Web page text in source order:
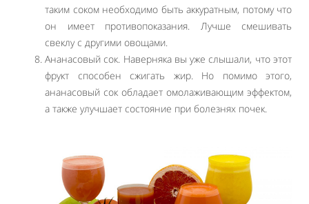
таким соком необходимо быть аккуратным, потому что
он имеет противопоказания. Лучше смешивать
свеклу с другими овощами.
Ананасовый сок. Наверняка вы уже слышали, что этот
фрукт способен сжигать жир. Но помимо этого,
ананасовый сок обладает омолаживающим эффектом,
а также улучшает состояние при болезнях почек.